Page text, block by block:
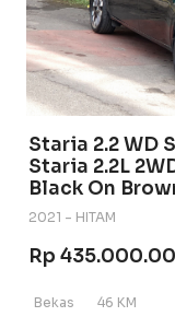
Staria 2.2 WD
Staria 2.2L
Black On
2021 - HITAM
Rp
Bekas 46 KM